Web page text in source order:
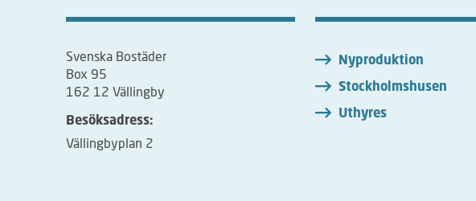
d
e
l
a
Svenska Bostäder
Box 95
162 12 Vällingby
Besöksadress:
Vällingbyplan 2
Nyproduktion
Stockholmshusen
Uthyres